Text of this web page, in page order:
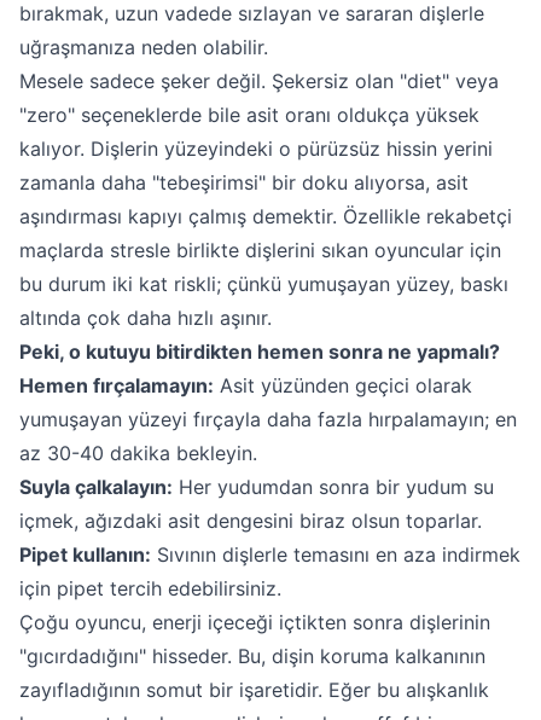
bırakmak, uzun vadede sızlayan ve sararan dişlerle
uğraşmanıza neden olabilir.
Mesele sadece şeker değil. Şekersiz olan "diet" veya
"zero" seçeneklerde bile asit oranı oldukça yüksek
kalıyor. Dişlerin yüzeyindeki o pürüzsüz hissin yerini
zamanla daha "tebeşirimsi" bir doku alıyorsa, asit
aşındırması kapıyı çalmış demektir. Özellikle rekabetçi
maçlarda stresle birlikte dişlerini sıkan oyuncular için
bu durum iki kat riskli; çünkü yumuşayan yüzey, baskı
altında çok daha hızlı aşınır.
Peki, o kutuyu bitirdikten hemen sonra ne yapmalı?
Hemen fırçalamayın: Asit yüzünden geçici olarak
yumuşayan yüzeyi fırçayla daha fazla hırpalamayın; en
az 30-40 dakika bekleyin.
Suyla çalkalayın: Her yudumdan sonra bir yudum su
içmek, ağızdaki asit dengesini biraz olsun toparlar.
Pipet kullanın: Sıvının dişlerle temasını en aza indirmek
için pipet tercih edebilirsiniz.
Çoğu oyuncu, enerji içeceği içtikten sonra dişlerinin
"gıcırdadığını" hisseder. Bu, dişin koruma kalkanının
zayıfladığının somut bir işaretidir. Eğer bu alışkanlık